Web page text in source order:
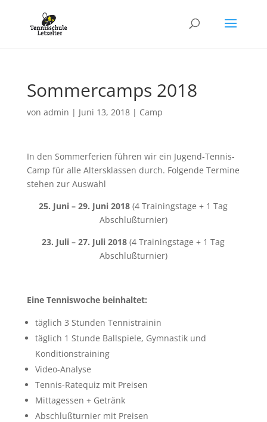
Sommercamps 2018
von admin | Juni 13, 2018| Camp
In den Sommerferien führen wir ein Jugend-Tennis-
Camp für alle Altersklassen durch. Folgende Termine
stehen zur Auswahl
25. Juni – 29. Juni 2018(4 Trainingstage + 1 Tag
Abschlußturnier)
23. Juli – 27. Juli 2018(4 Trainingstage + 1 Tag
Abschlußturnier)
Eine Tenniswoche beinhaltet:
täglich 3 Stunden Tennistrainin
täglich 1 Stunde Ballspiele, Gymnastik und
Konditionstraining
Video-Analyse
Tennis-Ratequiz mit Preisen
Mittagessen + Getränk
Abschlußturnier mit Preisen